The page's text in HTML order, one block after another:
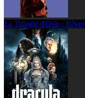
La Trilogie d'Oslo : Rêves